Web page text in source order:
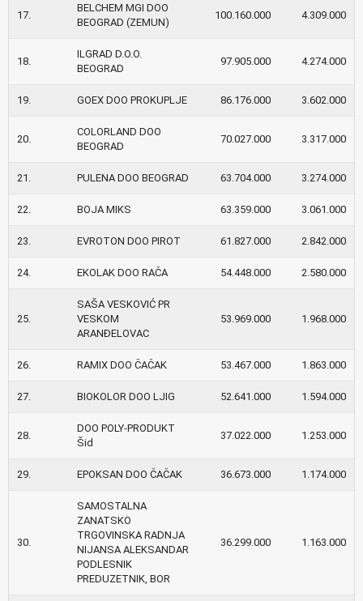
17.
BELCHEM MGI DOO
BEOGRAD (ZEMUN)
100.160.000 4.309.000
18.
ILGRAD D.O.O.
BEOGRAD
97.905.000 4.274.000
19. GOEX DOO PROKUPLJE 86.176.000 3.602.000
20.
COLORLAND DOO
BEOGRAD
70.027.000 3.317.000
21. PULENA DOO BEOGRAD 63.704.000 3.274.000
22. BOJA MIKS 63.359.000 3.061.000
23. EVROTON DOO PIROT 61.827.000 2.842.000
24. EKOLAK DOO RAČA 54.448.000 2.580.000
25.
SAŠA VESKOVIĆ PR
VESKOM
ARANĐELOVAC
53.969.000 1.968.000
26. RAMIX DOO ČAČAK 53.467.000 1.863.000
27. BIOKOLOR DOO LJIG 52.641.000 1.594.000
28.
DOO POLY-PRODUKT
Šid
37.022.000 1.253.000
29. EPOKSAN DOO ČAČAK 36.673.000 1.174.000
30.
SAMOSTALNA
ZANATSKO
TRGOVINSKA RADNJA
NIJANSA ALEKSANDAR
PODLESNIK
PREDUZETNIK, BOR
36.299.000 1.163.000